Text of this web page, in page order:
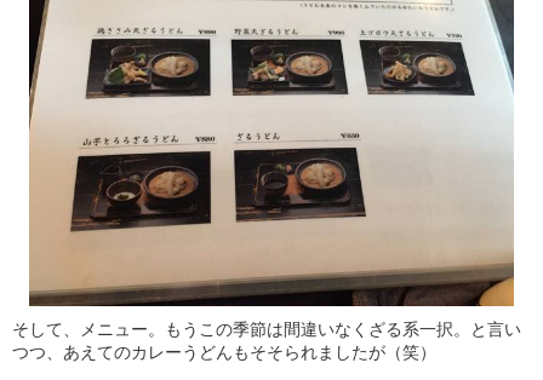
そして、メニュー。もうこの季節は間違いなくざる系一択。と言い
つつ、あえてのカレーうどんもそそられましたが（笑）